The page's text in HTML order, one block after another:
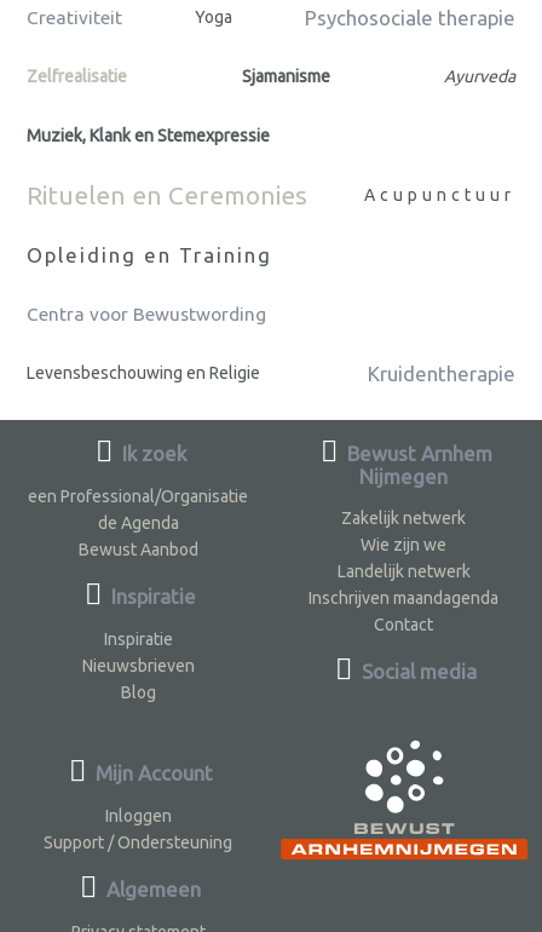
Creativiteit Yoga Psychosociale therapie
Zelfrealisatie Sjamanisme Ayurveda
Muziek, Klank en Stemexpressie
Rituelen en Ceremonies Acupunctuur
Opleiding en Training
Centra voor Bewustwording
Levensbeschouwing en Religie Kruidentherapie
Ik zoek
een Professional/Organisatie
de Agenda
Bewust Aanbod
Inspiratie
Inspiratie
Nieuwsbrieven
Blog
Bewust Arnhem
Nijmegen
Zakelijk netwerk
Wie zijn we
Landelijk netwerk
Inschrijven maandagenda
Contact
Social media
Mijn Account
Inloggen
Support / Ondersteuning
Algemeen